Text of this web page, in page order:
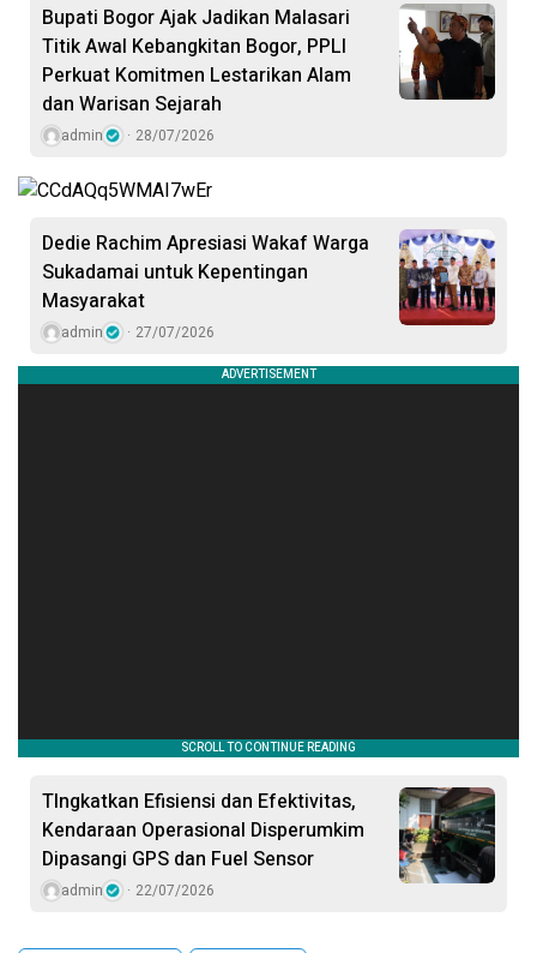
Bupati Bogor Ajak Jadikan Malasari
Titik Awal Kebangkitan Bogor, PPLI
Perkuat Komitmen Lestarikan Alam
dan Warisan Sejarah
admin 28/07/2026
Dedie Rachim Apresiasi Wakaf Warga
Sukadamai untuk Kepentingan
Masyarakat
admin 27/07/2026
TIngkatkan Efisiensi dan Efektivitas,
Kendaraan Operasional Disperumkim
Dipasangi GPS dan Fuel Sensor
admin 22/07/2026